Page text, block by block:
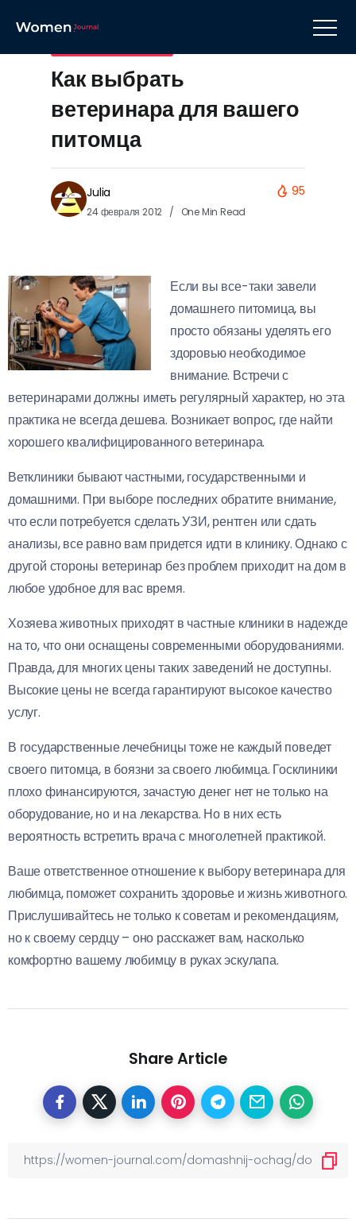
Как выбрать
ветеринара для вашего
питомца
Julia
24 февраля 2012 One Min Read
95
Если вы все-таки завели
домашнего питомица, вы
просто обязаны уделять его
здоровью необходимое
внимание. Встречи с
ветеринарами должны иметь регулярный характер, но эта
практика не всегда дешева. Возникает вопрос, где найти
хорошего квалифицированного ветеринара.
Ветклиники бывают частными, государственными и
домашними. При выборе последних обратите внимание,
что если потребуется сделать УЗИ, рентген или сдать
анализы, все равно вам придется идти в клинику. Однако с
другой стороны ветеринар без проблем приходит на дом в
любое удобное для вас время.
Хозяева животных приходят в частные клиники в надежде
на то, что они оснащены современными оборудованиями.
Правда, для многих цены таких заведений не доступны.
Высокие цены не всегда гарантируют высокое качество
услуг.
В государственные лечебницы тоже не каждый поведет
своего питомца, в боязни за своего любимца. Госклиники
плохо финансируются, зачастую денег нет не только на
оборудование, но и на лекарства. Но в них есть
вероятность встретить врача с многолетней практикой.
Ваше ответственное отношение к выбору ветеринара для
любимца, поможет сохранить здоровье и жизнь животного.
Прислушивайтесь не только к советам и рекомендациям,
но к своему сердцу – оно расскажет вам, насколько
комфортно вашему любимцу в руках эскулапа.
Share Article